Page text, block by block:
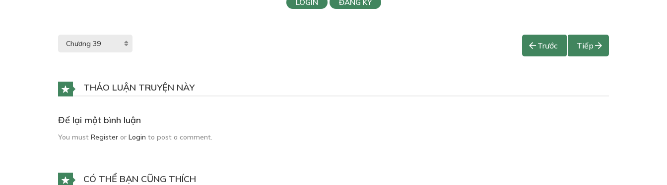
LOGIN ĐĂNG KÝ
Trước Tiếp
THẢO LUẬN TRUYỆN NÀY
Để lại một bình luận
You must Register or Login to post a comment.
CÓ THỂ BẠN CŨNG THÍCH